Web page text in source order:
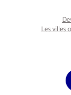
Les villes